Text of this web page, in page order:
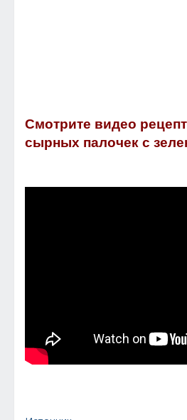
Смотрите видео
сырных палочек с